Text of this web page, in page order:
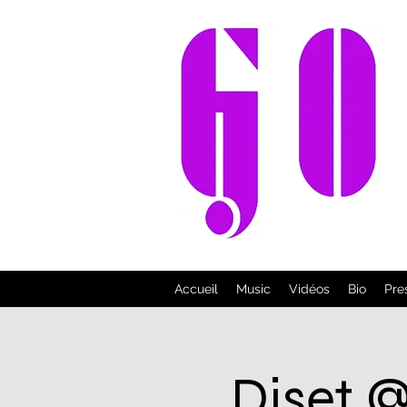
Accueil Music Vidéos Bio